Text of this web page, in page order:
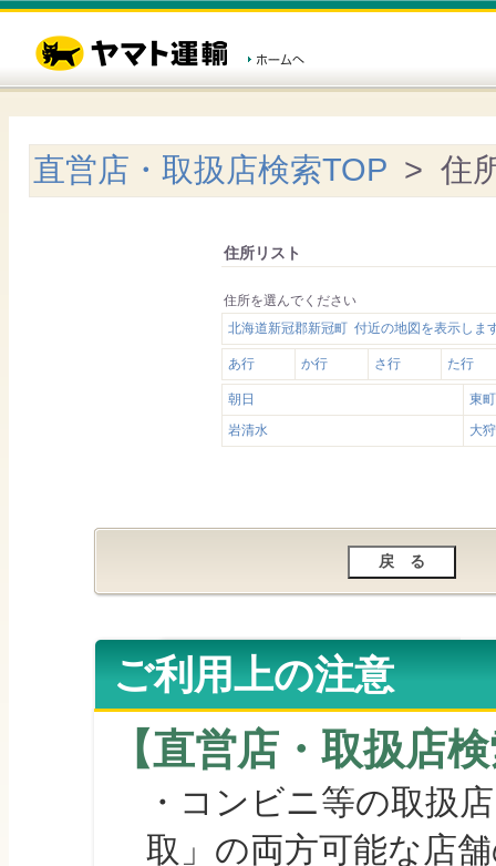
直営店・取扱店検索TOP > 住
住所リスト
住所を選んでください
北海道新冠郡新冠町 付近の地図を表示しま
あ行 か行 さ行 た行
朝日
東町
岩清水
大
ご利用上の注意
【直営店・取扱店
・コンビニ等の取扱
取」の両方可能な店